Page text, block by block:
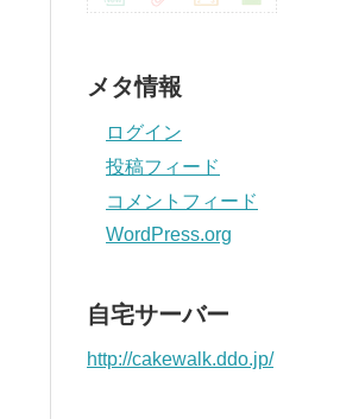
メタ情報
ログイン
投稿フィード
コメントフィード
WordPress.org
自宅サーバー
http://cakewalk.ddo.jp/